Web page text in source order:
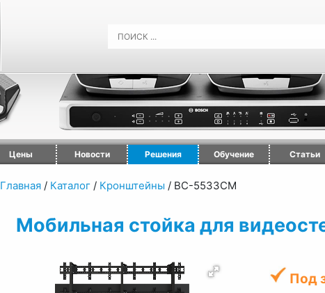
Цены Новости Решения Обучение Статьи
Главная / Каталог / Кронштейны / ВС-5533СМ
Мобильная стойка для
Под